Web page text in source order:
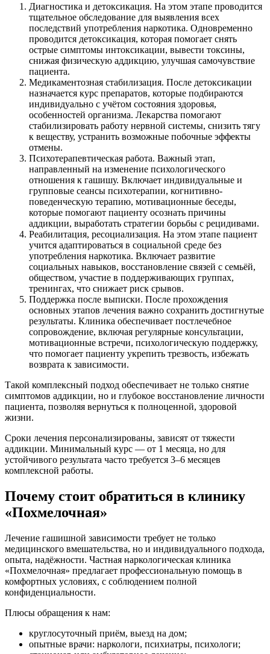
Диагностика и детоксикация. На этом этапе проводится
тщательное обследование для выявления всех
последствий употребления наркотика. Одновременно
проводится детоксикация, которая помогает снять
острые симптомы интоксикации, вывести токсины,
снижая физическую аддикцию, улучшая самочувствие
пациента.
Медикаментозная стабилизация. После детоксикации
назначается курс препаратов, которые подбираются
индивидуально с учётом состояния здоровья,
особенностей организма. Лекарства помогают
стабилизировать работу нервной системы, снизить тягу
к веществу, устранить возможные побочные эффекты
отмены.
Психотерапевтическая работа. Важный этап,
направленный на изменение психологического
отношения к гашишу. Включает индивидуальные и
групповые сеансы психотерапии, когнитивно-
поведенческую терапию, мотивационные беседы,
которые помогают пациенту осознать причины
аддикции, выработать стратегии борьбы с рецидивами.
Реабилитация, ресоциализация. На этом этапе пациент
учится адаптироваться в социальной среде без
употребления наркотика. Включает развитие
социальных навыков, восстановление связей с семьёй,
обществом, участие в поддерживающих группах,
тренингах, что снижает риск срывов.
Поддержка после выписки. После прохождения
основных этапов лечения важно сохранить достигнутые
результаты. Клиника обеспечивает постлечебное
сопровождение, включая регулярные консультации,
мотивационные встречи, психологическую поддержку,
что помогает пациенту укрепить трезвость, избежать
возврата к зависимости.
Такой комплексный подход обеспечивает не только снятие
симптомов аддикции, но и глубокое восстановление личности
пациента, позволяя вернуться к полноценной, здоровой
жизни.
Сроки лечения персонализированы, зависят от тяжести
аддикции. Минимальный курс — от 1 месяца, но для
устойчивого результата часто требуется 3–6 месяцев
комплексной работы.
Почему стоит обратиться в клинику
«Похмелочная»
Лечение гашишной зависимости требует не только
медицинского вмешательства, но и индивидуального подхода,
опыта, надёжности. Частная наркологическая клиника
«Похмелочная» предлагает профессиональную помощь в
комфортных условиях, с соблюдением полной
конфиденциальности.
Плюсы обращения к нам:
круглосуточный приём, выезд на дом;
опытные врачи: наркологи, психиатры, психологи;